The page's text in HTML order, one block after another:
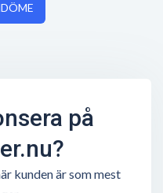
på
kunden är som mest